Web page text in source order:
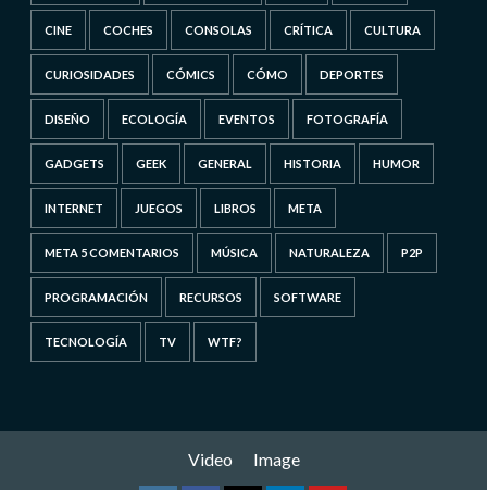
CINE COCHES CONSOLAS CRÍTICA CULTURA
CURIOSIDADES CÓMICS CÓMO DEPORTES
DISEÑO ECOLOGÍA EVENTOS FOTOGRAFÍA
GADGETS GEEK GENERAL HISTORIA HUMOR
INTERNET JUEGOS LIBROS META
META 5 COMENTARIOS MÚSICA NATURALEZA P2P
PROGRAMACIÓN RECURSOS SOFTWARE
TECNOLOGÍA TV WTF?
Video Image